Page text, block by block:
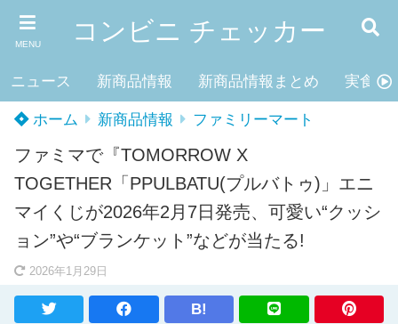
MENU コンビニ チェッカー
ニュース 新商品情報 新商品情報まとめ 実食レ
ホーム 新商品情報 ファミリーマート
ファミマで『TOMORROW X
TOGETHER「PPULBATU(プルバトゥ)」エニ
マイくじが2026年2月7日発売、可愛い“クッシ
ョン”や“ブランケット”などが当たる!
2026年1月29日
B!